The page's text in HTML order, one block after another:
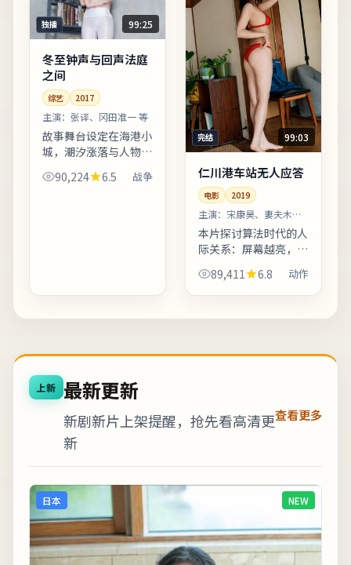
独播 99:25
冬至钟声与回声法庭
之间
综艺 2017
主演： 张译、冈田准一 等
故事舞台设定在海港小
城，潮汐涨落与人物命
运形成隐性呼应。台词
较少堆砌口号，更多用
90,224 6.5 战争
完结 99:03
仁川港车站无人应答
电影 2019
主演： 宋康昊、妻夫木聪
等
本片探讨算法时代的人
际关系：屏幕越亮，误
解越深。影片后半段反
转并非单纯惊吓，而是
89,411 6.8 动作
上新 最新更新
新剧新片上架提醒，抢先看高清更
新
查看更多
日本 NEW